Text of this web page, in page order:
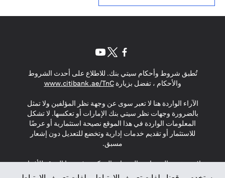
تُطبق شروط وأحكام سيتي بنك. للاطلاع على أحدث الشروط
والأحكام ، تفضل بزيارةwww.citibank.ae/TnC
in a new tab
الآراء الواردة هنا لا تعبر سوى عن وجهة نظر المؤلفين ولا تمثل
بالضرورة وجهات نظر سيتي بنك الإمارات أو تعكسها. لا تشكل
المعلومات الواردة في هذا الموقع نصيحة استثمارية أو عرضًا
للاستثمار أو تقديم خدمات إدارية وتخضع للتعديل دون إشعار
مسبق.
لا يتم تقديم المنتجات والخدمات المذكورة في هذا الموقع للأفراد
المقيمين في الاتحاد الأوروبي أو المنطقة الاقتصادية الأوروبية أو